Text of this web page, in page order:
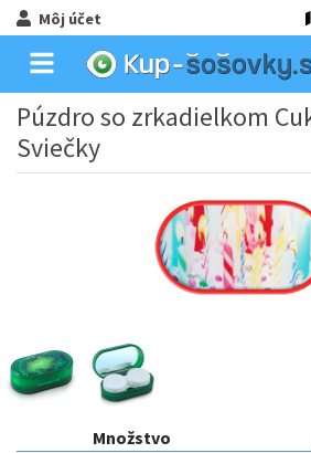
Môj účet
Púzdro so zrkadielkom
Sviečky
Množstvo